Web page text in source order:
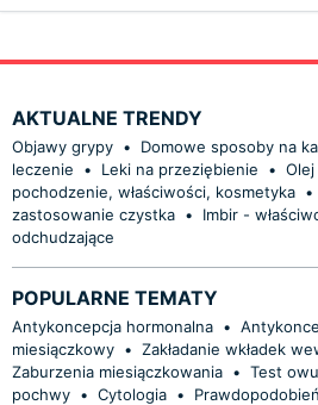
AKTUALNE TRENDY
Objawy grypy • Domowe sposoby na
leczenie
• Leki na przeziębienie •
pochodzenie, właściwości, kosmetyka •
zastosowanie czystka •
Imbir -
odchudzające
POPULARNE TEMATY
Antykoncepcja hormonalna •
miesiączkowy • Zakładanie wkładek
Zaburzenia miesiączkowania • Test
pochwy • Cytologia •